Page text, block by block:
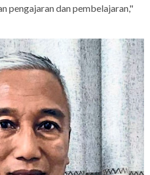
pengajaran dan pembelajaran,"